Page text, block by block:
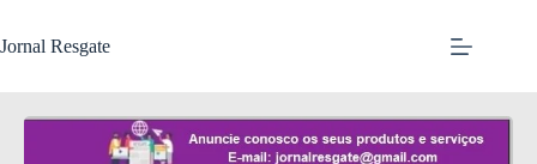
Jornal Resgate